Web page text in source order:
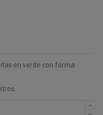
en verde con forma